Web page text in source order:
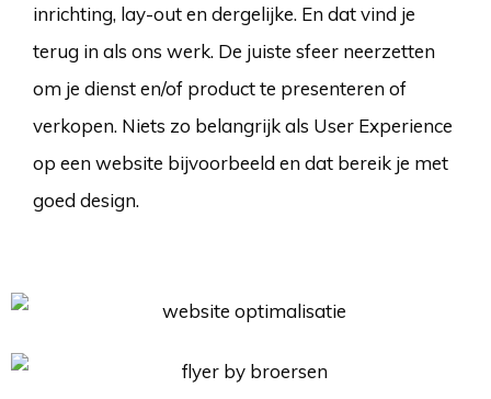
inrichting, lay-out en dergelijke. En dat vind je
terug in als ons werk. De juiste sfeer neerzetten
om je dienst en/of product te presenteren of
verkopen. Niets zo belangrijk als User Experience
op een website bijvoorbeeld en dat bereik je met
goed design.